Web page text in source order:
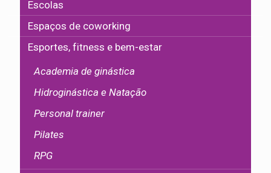
Escolas
Espaços de coworking
Esportes, fitness e bem-estar
Academia de ginástica
Hidroginástica e Natação
Personal trainer
Pilates
RPG